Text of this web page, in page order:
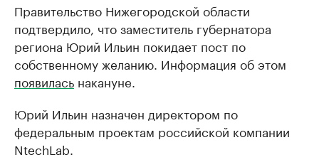
Правительство Нижегородской области
подтвердило, что заместитель губернатора
региона Юрий Ильин покидает пост по
собственному желанию. Информация об этом
появилась накануне.
Юрий Ильин назначен директором по
федеральным проектам российской компании
NtechLab.